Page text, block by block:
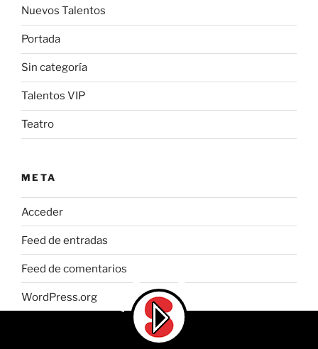
Nuevos Talentos
Portada
Sin categoría
Talentos VIP
Teatro
META
Acceder
Feed de entradas
Feed de comentarios
WordPress.org